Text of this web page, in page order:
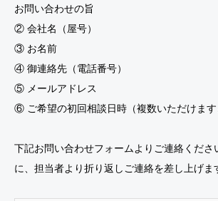
お問い合わせの旨
② 会社名（屋号）
③ お名前
④ 御連絡先（電話番号）
⑤ メールアドレス
⑥ ご希望の初回相談日時（複数いただけます
下記お問い合わせフォームよりご連絡くださ
に、担当者より折り返しご連絡を差し上げま